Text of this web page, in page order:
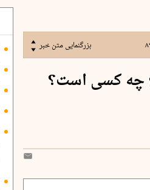
بزرگنمایی متن خبر
چه کسی است؟